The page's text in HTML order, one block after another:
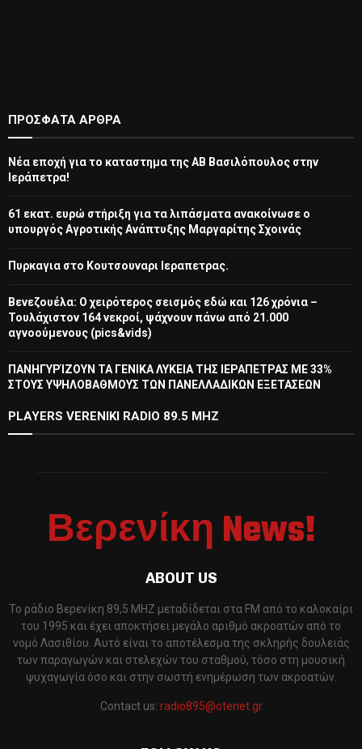
ΠΡΌΣΦΑΤΑ ΆΡΘΡΑ
Νέα εποχή για το καταστημα της ΑΒ Βασιλόπουλος στην
Ιεράπετρα!
61 εκατ. ευρώ στήριξη για τα λιπάσματα ανακοίνωσε ο
υπουργός Αγροτικής Ανάπτυξης Μαργαρίτης Σχοινάς
Πυρκαγια στο Κουτσουναρι Ιεραπετρας.
Βενεζουέλα: Ο χειρότερος σεισμός εδώ και 126 χρόνια –
Τουλάχιστον 164 νεκροί, ψάχνουν πάνω από 21.000
αγνοούμενους (pics&vids)
ΠΑΝΗΓΥΡΊΖΟΥΝ ΤΑ ΓΕΝΙΚΑ ΛΥΚΕΙΑ ΤΗΣ ΙΕΡΑΠΕΤΡΑΣ ΜΕ 33%
ΣΤΟΥΣ ΥΨΗΛΟΒΑΘΜΟΥΣ ΤΩΝ ΠΑΝΕΛΛΑΔΙΚΩΝ ΕΞΕΤΑΣΕΩΝ
PLAYERS VERENIKI RADIO 89.5 MHZ
Βερενίκη News!
ABOUT US
Το ράδιο Βερενίκη 89,5 MHZ μεταδίδεται στα FM από το καλοκαίρι
του 1995 και έχει αποκτήσει μεγάλο αριθμό ακροατών από το
νομό Λασιθίου. Αυτό είναι το αποτέλεσμα της σκληρής δουλειάς
των παραγωγών και στελεχών του σταθμού, τόσο στη μουσική
ψυχαγωγία όσο και στην σωστή ενημέρωση των ακροατών.
Contact us: radio895@otenet.gr